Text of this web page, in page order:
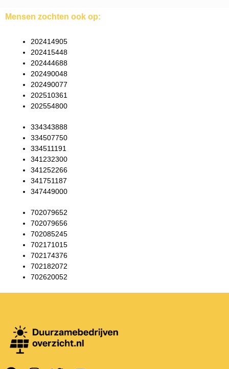
Mensen zochten ook op:
202414905
202415448
202444688
202490048
202490077
202510361
202554800
334343888
334507750
334511191
341232300
341252266
341751187
347449000
702079652
702079656
702085245
702171015
702174376
702182072
702620052